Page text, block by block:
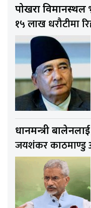
पोखरा विमानस्थल
१५ लाख धरौटीमा
प्रधानमन्त्री बालेनलाई
जयशंकर